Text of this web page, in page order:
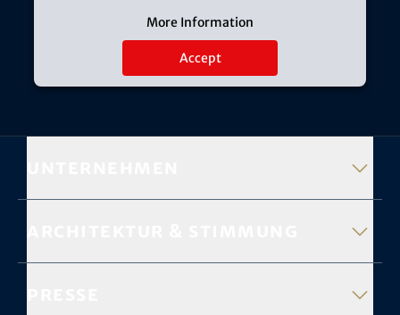
More Information
Accept